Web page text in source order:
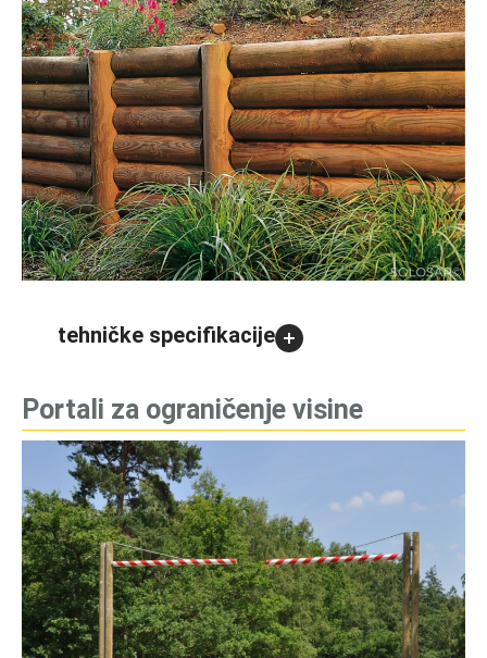
tehničke specifikacije
Portali za ograničenje visine